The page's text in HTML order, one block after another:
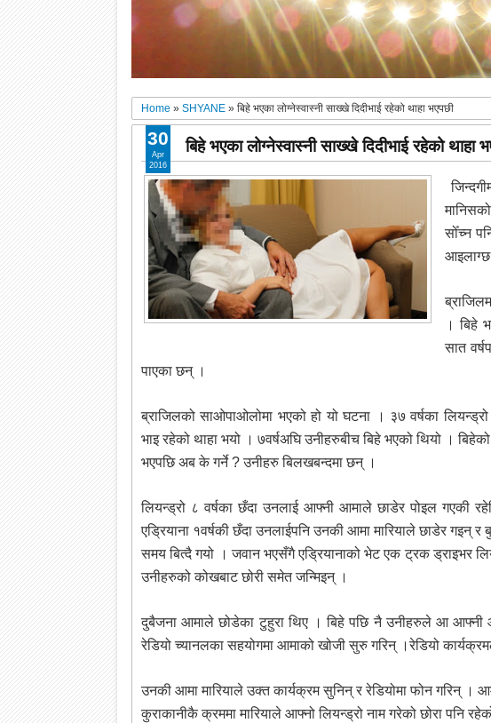
Home »SHYANE »बिहे भएका लोग्नेस्वास्नी साख्खे दिदीभाई रहेको थाहा भएपछी
बिहे भएका लोग्नेस्वास्नी साख्खे दिदीभाई रहेको थाहा
सोँच्न
आइलाग्छ
। बिहे
सात
पाएका छन् ।
ब्राजिलको साओपाओलोमा भएको हो यो घटना । ३७ वर्षका
भाइ रहेको थाहा भयो । ७वर्षअघि उनीहरुबीच बिहे भएको थियो ।
भएपछि अब के गर्ने ? उनीहरु बिलखबन्दमा छन् ।
लियन्ड्रो ८ वर्षका छँदा उनलाई आफ्नी आमाले छाडेर पोइल गएकी
एडि्रयाना १वर्षकी छँदा उनलाईपनि उनकी आमा मारियाले छाडेर गइन् र
समय बित्दै गयो । जवान भएसँगै एडि्रयानाको भेट एक ट्रक ड्राइभर
उनीहरुको कोखबाट छोरी समेत जन्मिइन् ।
दुबैजना आमाले छोडेका टुहुरा थिए । बिहे पछि नै उनीहरुले आ आफ्नी
रेडियो च्यानलका सहयोगमा आमाको खोजी सुरु गरिन् ।रेडियो
उनकी आमा मारियाले उक्त कार्यक्रम सुनिन् र रेडियोमा फोन गरिन् ।
कुराकानीकै क्रममा मारियाले आफ्नो लियन्ड्रो नाम गरेको छोरा पनि
30
Apr
2016